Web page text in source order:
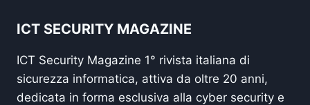
ICT SECURITY MAGAZINE
ICT Security Magazine 1° rivista italiana di
sicurezza informatica, attiva da oltre 20 anni,
dedicata in forma esclusiva alla cyber security e